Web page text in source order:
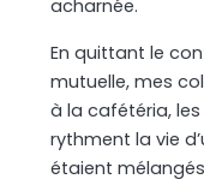
acharnée.
En quittant le
mutuelle, mes
à la cafétéria,
rythment la vie
étaient